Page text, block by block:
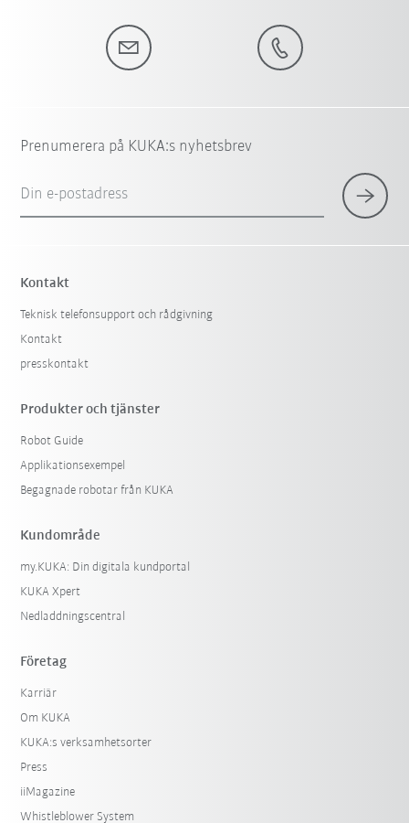
Prenumerera på KUKA:s nyhetsbrev
Din e-postadress
Kontakt
Teknisk telefonsupport och rådgivning
Kontakt
presskontakt
Produkter och tjänster
Robot Guide
Applikationsexempel
Begagnade robotar från KUKA
Kundområde
my.KUKA: Din digitala kundportal
KUKA Xpert
Nedladdningscentral
Företag
Karriär
Om KUKA
KUKA:s verksamhetsorter
Press
iiMagazine
Whistleblower System